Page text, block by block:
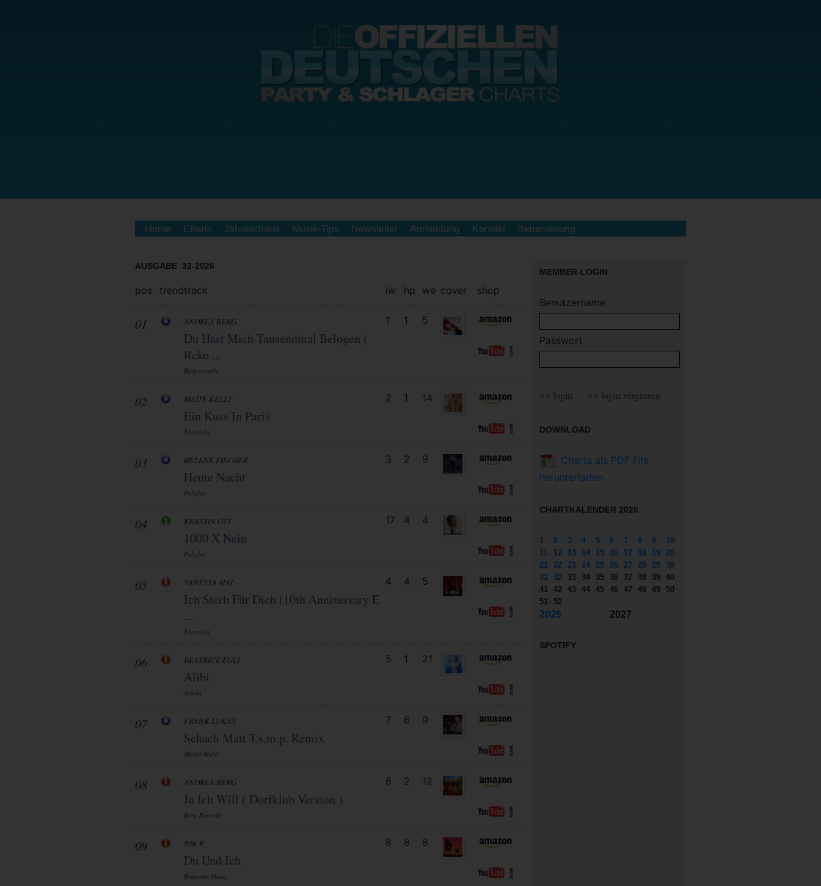
Home Charts Jahrescharts Musik-Tips Newsletter Anmeldung Kontakt Bemusterung
AUSGABE 32-2026
pos trendtrack lw hp we cover shop
01 ANDREA BERG
Du Hast Mich Tausendmal Belogen (
Reko ...
Bergrecords
1 1 5
02 MAITE KELLY
Ein Kuss In Paris
Electrola
2 1 14
03 HELENE FISCHER
Heute Nacht
Polydor
3 2 9
04 KERSTIN OTT
1000 X Nein
Polydor
17 4 4
05 VANESSA MAI
Ich Sterb Für Dich (10th Anniversary E
...
Electrola
4 4 5
06 BEATRICE EGLI
Alibi
Ariola
5 1 21
07 FRANK LUKAS
Schach Matt T.s.m.p. Remix
Meisel Music
7 6 9
08 ANDREA BERG
Ja Ich Will ( Dorfklub Version )
Berg Records
6 2 12
09 NIK P.
Du Und Ich
Brannini Music
8 8 8
MEMBER-LOGIN
Benutzername
Passwort
DOWNLOAD
Charts als PDF File
herunterladen
CHARTKALENDER 2026
1 2 3 4 5 6 7 8 9
10
11
12 13 14 15 16 17 18 19
20
21
22 23 24 25 26 27 28 29
30
31
32 33 34 35 36 37 38 39 40
41
42 43 44 45 46 47 48 49
50
51
52
2025 2027
SPOTIFY